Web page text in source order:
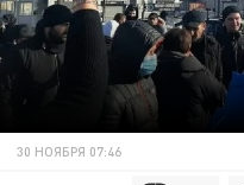
30 НОЯБРЯ 07:46